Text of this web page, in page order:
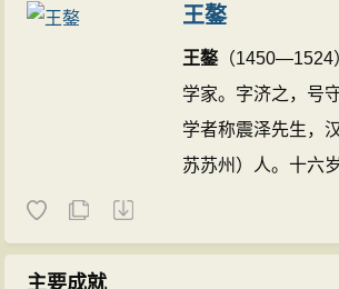
王鏊
王鏊（1450—1524
学家。字济之，号
学者称震泽先生，
苏苏州）人。十六
传诵其文，成化十
主要成就